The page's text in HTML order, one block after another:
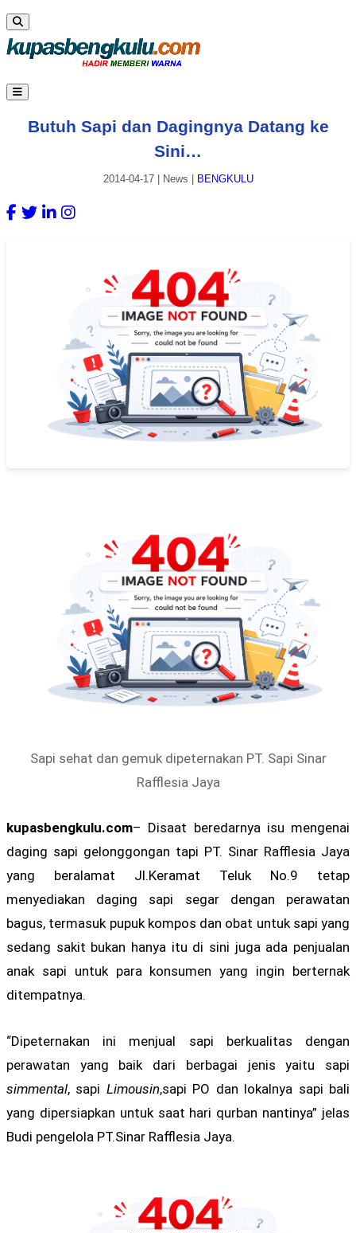
Butuh Sapi dan Dagingnya Datang ke
Sini…
2014-04-17| News BENGKULU
Sapi sehat dan gemuk dipeternakan PT. Sapi Sinar
Rafflesia Jaya
kupasbengkulu.com– Disaat beredarnya isu mengenai
daging sapi gelonggongan tapi PT. Sinar Rafflesia Jaya
yang beralamat Jl.Keramat Teluk No.9 tetap
menyediakan daging sapi segar dengan perawatan
bagus, termasuk pupuk kompos dan obat untuk sapi yang
sedang sakit bukan hanya itu di sini juga ada penjualan
anak sapi untuk para konsumen yang ingin berternak
ditempatnya.
“Dipeternakan ini menjual sapi berkualitas dengan
perawatan yang baik dari berbagai jenis yaitu sapi
simmental, sapi Limousin,sapi PO dan lokalnya sapi bali
yang dipersiapkan untuk saat hari qurban nantinya” jelas
Budi pengelola PT.Sinar Rafflesia Jaya.